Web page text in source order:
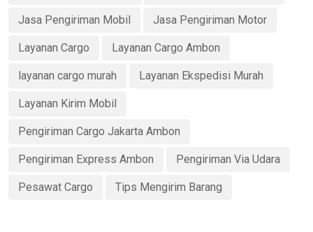
Jasa Pengiriman Mobil Jasa Pengiriman Motor
Layanan Cargo Layanan Cargo Ambon
layanan cargo murah Layanan Ekspedisi Murah
Layanan Kirim Mobil
Pengiriman Cargo Jakarta Ambon
Pengiriman Express Ambon Pengiriman Via Udara
Pesawat Cargo Tips Mengirim Barang